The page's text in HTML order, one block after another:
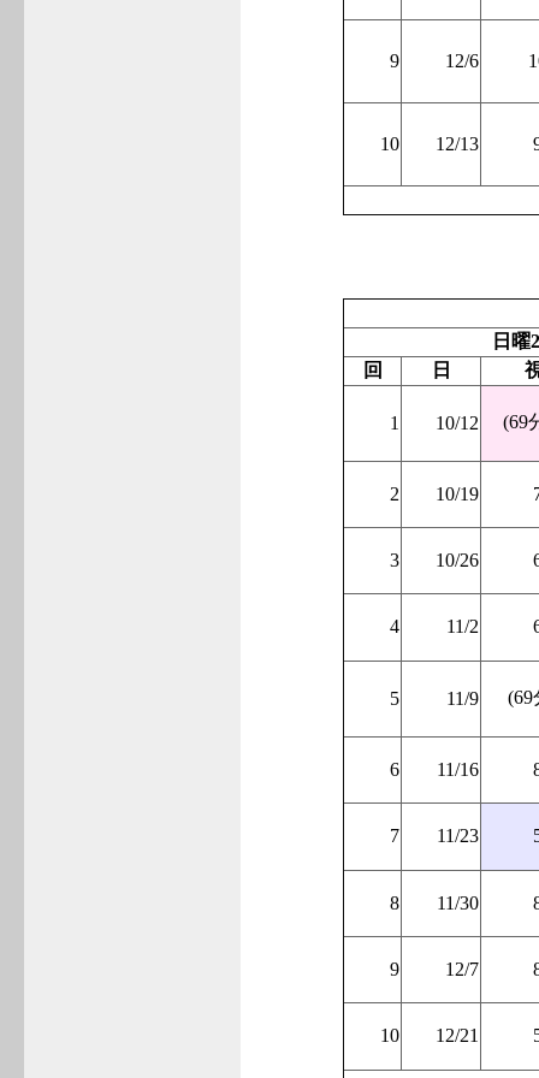
9 12/6
10 12/13
日
回
日
1 10/12 (69
2 10/19
3 10/26
4 11/2
5 11/9 (69
6 11/16
7 11/23
8 11/30
9 12/7
10 12/21